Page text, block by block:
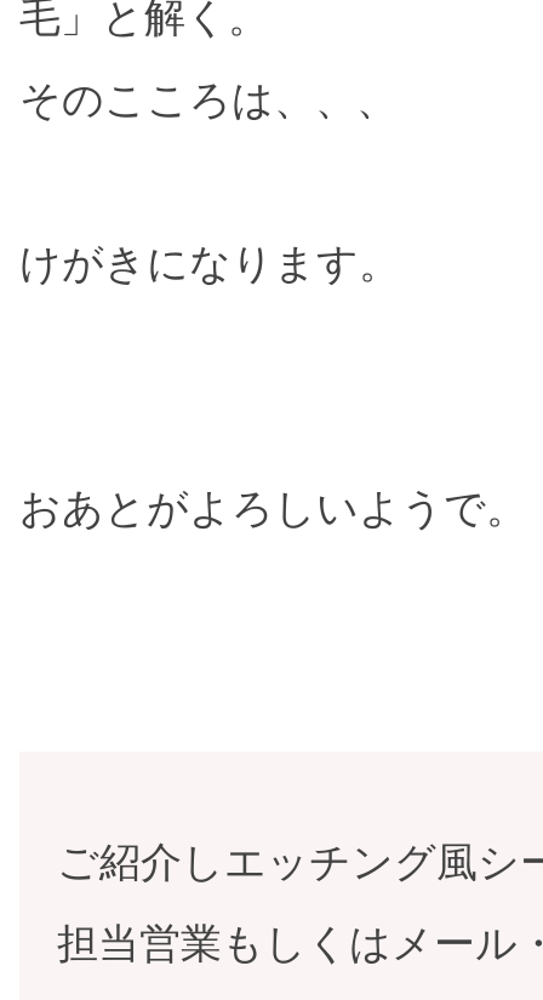
毛」と解く。
そのこころは、、、
けがきになります。
おあとがよろしいようで。
ご紹介しエッチング風シ
担当営業もしくはメール